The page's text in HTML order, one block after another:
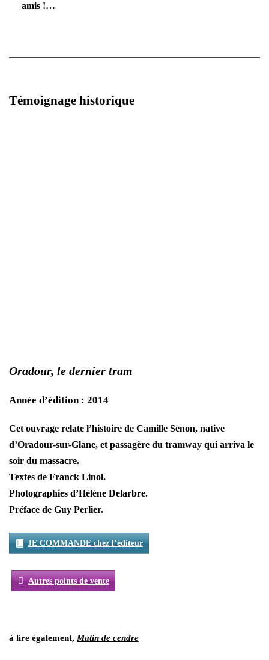
amis !…
Témoignage historique
Oradour, le dernier tram
Année d’édition : 2014
Cet ouvrage relate l’histoire de Camille Senon, native
d’Oradour-sur-Glane, et passagère du tramway qui arriva le
soir du massacre.
Textes de Franck Linol.
Photographies d’Hélène Delarbre.
Préface de Guy Perlier.
JE COMMANDE chez l’éditeur
Autres points de vente
à lire également, Matin de cendre